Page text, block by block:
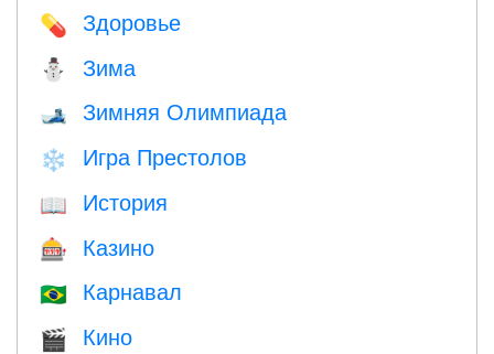
💊 Здоровье
⛄ Зима
🎿 Зимняя Олимпиада
❄️ Игра Престолов
📖 История
🎰 Казино
🇧🇷 Карнавал
🎬 Кино